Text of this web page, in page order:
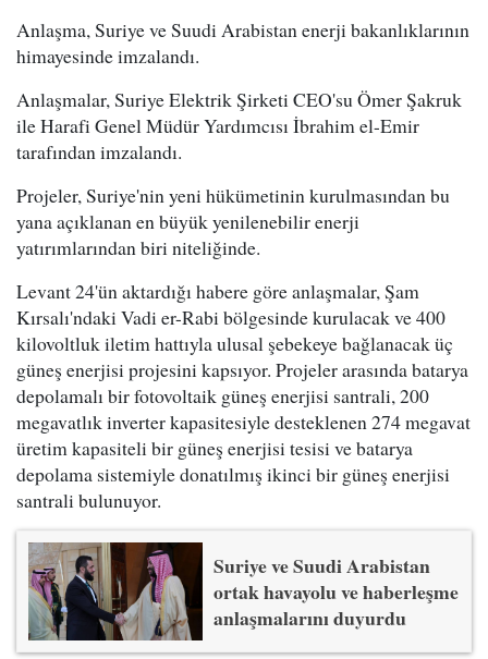
Anlaşma, Suriye ve Suudi Arabistan enerji bakanlıklarının
himayesinde imzalandı.
Anlaşmalar, Suriye Elektrik Şirketi CEO'su Ömer Şakruk
ile Harafi Genel Müdür Yardımcısı İbrahim el-Emir
tarafından imzalandı.
Projeler, Suriye'nin yeni hükümetinin kurulmasından bu
yana açıklanan en büyük yenilenebilir enerji
yatırımlarından biri niteliğinde.
Levant 24'ün aktardığı habere göre anlaşmalar, Şam
Kırsalı'ndaki Vadi er-Rabi bölgesinde kurulacak ve 400
kilovoltluk iletim hattıyla ulusal şebekeye bağlanacak üç
güneş enerjisi projesini kapsıyor. Projeler arasında batarya
depolamalı bir fotovoltaik güneş enerjisi santrali, 200
megavatlık inverter kapasitesiyle desteklenen 274 megavat
üretim kapasiteli bir güneş enerjisi tesisi ve batarya
depolama sistemiyle donatılmış ikinci bir güneş enerjisi
santrali bulunuyor.
Suriye ve Suudi Arabistan
ortak havayolu ve haberleşme
anlaşmalarını duyurdu